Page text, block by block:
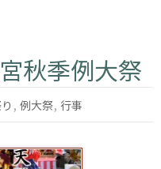
秋季例大祭
, 例大祭, 行事